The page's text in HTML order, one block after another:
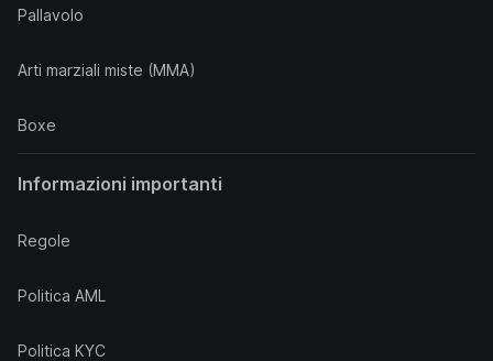
Pallavolo
Arti marziali miste (MMA)
Boxe
Informazioni importanti
Regole
Politica AML
Politica KYC